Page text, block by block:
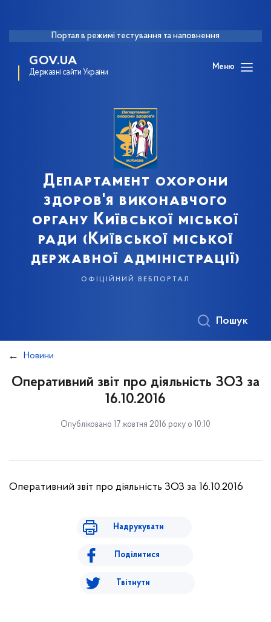
Портал в режимі тестування та наповнення
GOV.UA
Державні сайти України
Меню
Департамент охорони
здоров'я виконавчого
органу Київської міської
ради (Київської міської
державної адміністрації)
офіційний вебпортал
Пошук
Новини
Оперативний звіт про діяльність ЗОЗ за
16.10.2016
Опубліковано 17 жовтня 2016 року о 10:10
Оперативний звіт про діяльність ЗОЗ за 16.10.2016
Надрукувати
Поділитися
Твітнути